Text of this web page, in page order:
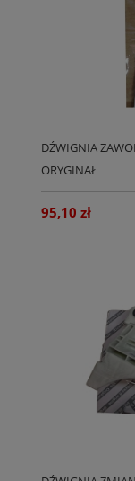
DŹWIGNIA
ORYGINAŁ
95,10 zł